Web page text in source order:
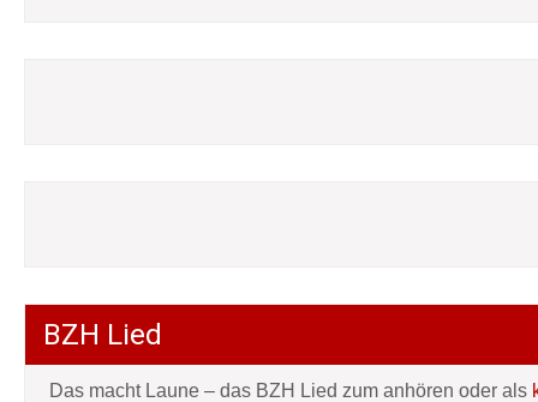
BZH Lied
Das macht Laune – das BZH Lied zum anhören oder als